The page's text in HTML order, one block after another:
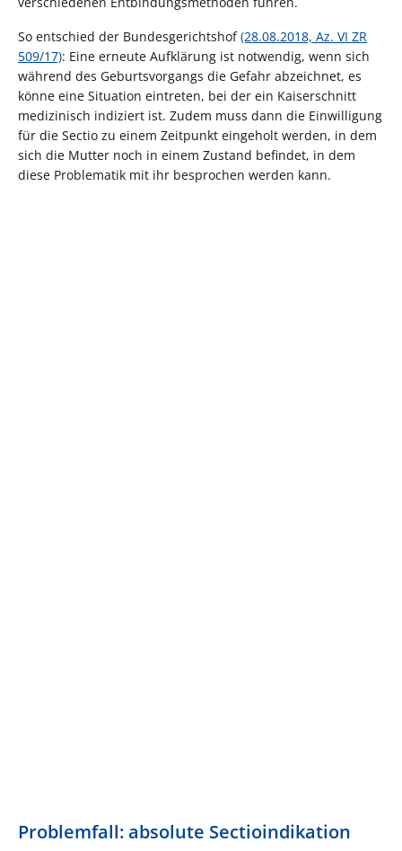
So entschied der Bundesgerichtshof(28.08.2018, Az. VI ZR
509/17): Eine erneute Aufklärung ist notwendig, wenn sich
während des Geburtsvorgangs die Gefahr abzeichnet, es
könne eine Situation eintreten, bei der ein Kaiserschnitt
medizinisch indiziert ist. Zudem muss dann die Einwilligung
für die Sectio zu einem Zeitpunkt eingeholt werden, in dem
sich die Mutter noch in einem Zustand befindet, in dem
diese Problematik mit ihr besprochen werden kann.
Problemfall: absolute Sectioindikation